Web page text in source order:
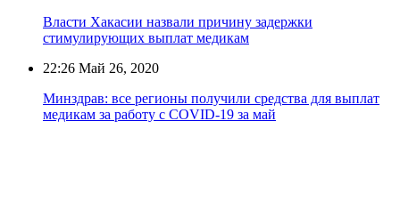
Власти Хакасии назвали причину задержки
стимулирующих выплат медикам
22:26 Май 26, 2020
Минздрав: все регионы получили средства для выплат
медикам за работу с COVID-19 за май